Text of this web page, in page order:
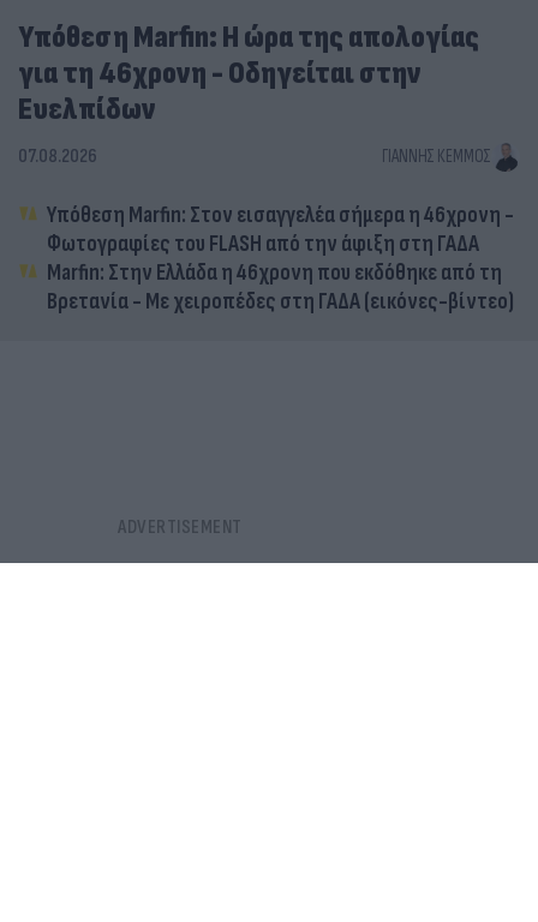
Υπόθεση Marfin: Η ώρα της απολογίας
για τη 46χρονη - Οδηγείται στην
Ευελπίδων
07.08.2026 ΓΙΆΝΝΗΣ ΚΈΜΜΟΣ
Υπόθεση Marfin: Στον εισαγγελέα σήμερα η 46χρονη -
Φωτογραφίες του FLASH από την άφιξη στη ΓΑΔΑ
Marfin: Στην Ελλάδα η 46χρονη που εκδόθηκε από τη
Βρετανία - Με χειροπέδες στη ΓΑΔΑ (εικόνες-βίντεο)